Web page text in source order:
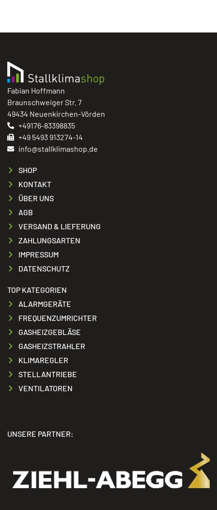
Fabian Hoffmann
Braunschweiger Str. 7
49434 Neuenkirchen-Vörden
+49176-83398835
+49 5493 913274-14
info@stallklimashop.de
SHOP
KONTAKT
ÜBER UNS
AGB
VERSAND & LIEFERUNG
ZAHLUNGSARTEN
IMPRESSUM
DATENSCHUTZ
TOP KATEGORIEN
ALARMGERÄTE
FREQUENZUMRICHTER
GASHEIZGEBLÄSE
GASHEIZSTRAHLER
KLIMAREGLER
STELLANTRIEBE
VENTILATOREN
UNSERE PARTNER: